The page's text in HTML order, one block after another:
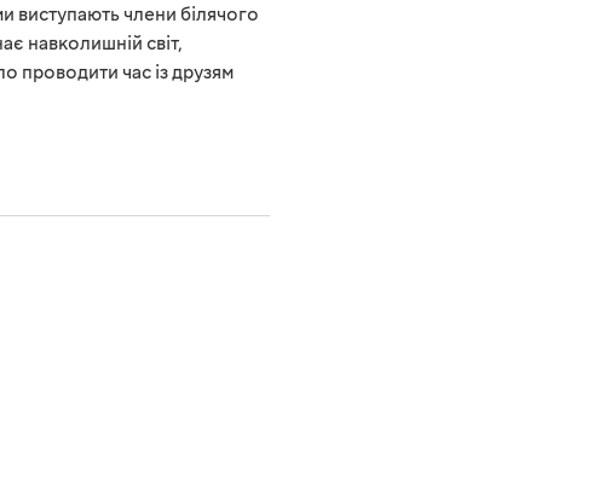
виступають члени білячого
навколишній світ,
проводити час із друзям